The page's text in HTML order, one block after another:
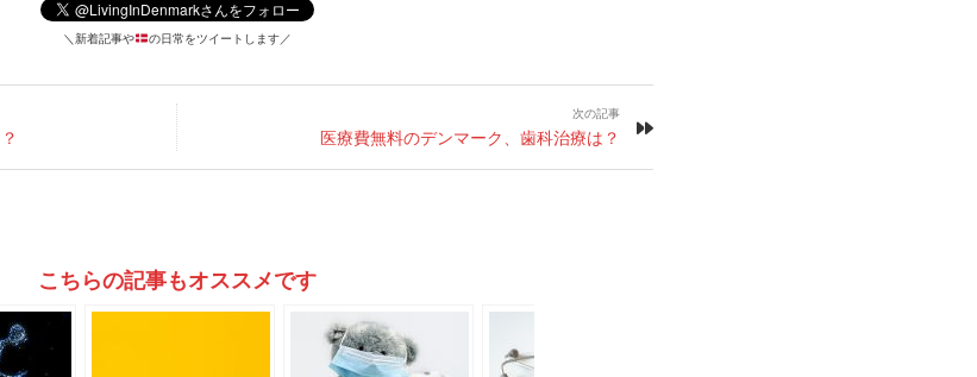
＼新着記事や の日常をツイートします／
次の記事
医療費無料のデンマーク、歯科治療は？
こちらの記事もオススメです